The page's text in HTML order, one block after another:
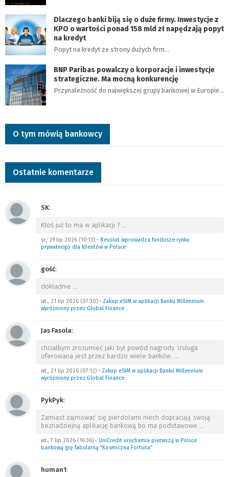
Dlaczego banki biją się o duże firmy. Inwestycje z
KPO o wartości ponad 158 mld zł napędzają popyt
na kredyt
Popyt na kredyt ze strony dużych firm…
BNP Paribas powalczy o korporacje i inwestycje
strategiczne. Ma mocną konkurencję
Przynależność do największej grupy bankowej w Europie…
O tym mówią bankowcy
Ostatnie komentarze
SK:
Ktoś już to ma w aplikacji ? …
śr., 29 lip 2026 (10:13) • Revolut wprowadza fundusze rynku
prywatnego dla klientów w Polsce
gość:
dokładnie …
wt., 21 lip 2026 (07:30) • Zakup eSIM w aplikacji Banku Millennium
wyróżniony przez Global Finance
Jas Fasola:
chciałbym zrozumieć jaki był powód nagrody. Usługa
oferowana jest przez bardzo wiele banków. …
wt., 21 lip 2026 (07:12) • Zakup eSIM w aplikacji Banku Millennium
wyróżniony przez Global Finance
PykPyk:
Zamiast zajmować się pierdołami niech dopracują swoją
beznadziejną aplikację bankową bo ma podstawowe …
wt., 7 lip 2026 (16:36) • UniCredit uruchamia pierwszą w Polsce
bankową grę fabularną “Kosmiczna Fortuna”
human1: